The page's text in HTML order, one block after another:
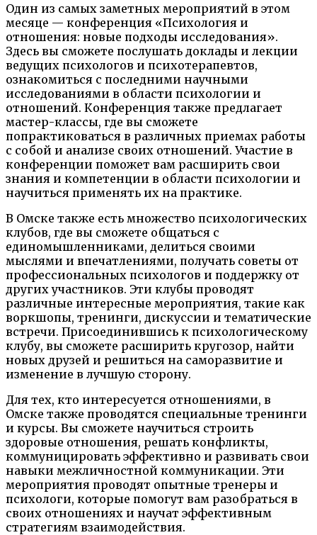
Один из самых заметных мероприятий в этом
месяце — конференция «Психология и
отношения: новые подходы исследования».
Здесь вы сможете послушать доклады и лекции
ведущих психологов и психотерапевтов,
ознакомиться с последними научными
исследованиями в области психологии и
отношений. Конференция также предлагает
мастер-классы, где вы сможете
попрактиковаться в различных приемах работы
с собой и анализе своих отношений. Участие в
конференции поможет вам расширить свои
знания и компетенции в области психологии и
научиться применять их на практике.
В Омске также есть множество психологических
клубов, где вы сможете общаться с
единомышленниками, делиться своими
мыслями и впечатлениями, получать советы от
профессиональных психологов и поддержку от
других участников. Эти клубы проводят
различные интересные мероприятия, такие как
воркшопы, тренинги, дискуссии и тематические
встречи. Присоединившись к психологическому
клубу, вы сможете расширить кругозор, найти
новых друзей и решиться на саморазвитие и
изменение в лучшую сторону.
Для тех, кто интересуется отношениями, в
Омске также проводятся специальные тренинги
и курсы. Вы сможете научиться строить
здоровые отношения, решать конфликты,
коммуницировать эффективно и развивать свои
навыки межличностной коммуникации. Эти
мероприятия проводят опытные тренеры и
психологи, которые помогут вам разобраться в
своих отношениях и научат эффективным
стратегиям взаимодействия.